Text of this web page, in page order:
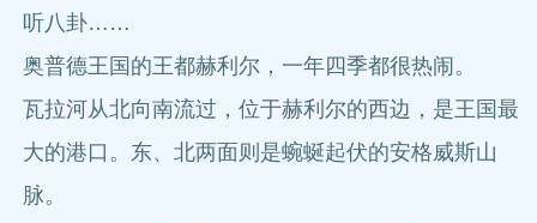
听八卦……
奥普德王国的王都赫利尔，一年四季都很热闹。
瓦拉河从北向南流过，位于赫利尔的西边，是王国最
大的港口。东、北两面则是蜿蜒起伏的安格威斯山
脉。